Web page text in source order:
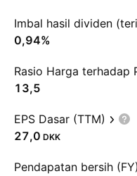
Imbal hasil dividen
0,94%
Rasio Harga terhadap
13,5
EPS Dasar (TTM)
27,0 DKK
Pendapatan bersih (FY)